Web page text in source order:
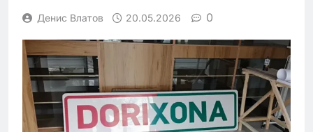
Денис Влатов 20.05.2026 0